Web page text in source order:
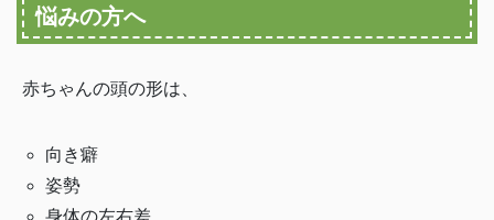
悩みの方へ
赤ちゃんの頭の形は、
向き癖
姿勢